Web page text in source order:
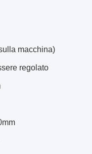
macchina)
regolato